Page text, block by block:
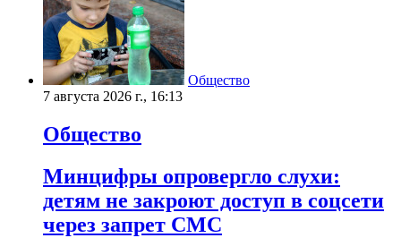
Общество
7 августа 2026 г., 16:13
Общество
Минцифры опровергло слухи:
детям не закроют доступ в соцсети
через запрет СМС